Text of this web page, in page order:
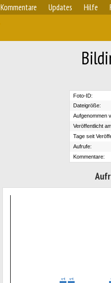
Kommentare Updates Hilfe
Foto-ID:
Dateigröße:
Aufgenommen
Veröffentlicht
Tage seit
Aufrufe:
Kommentare: